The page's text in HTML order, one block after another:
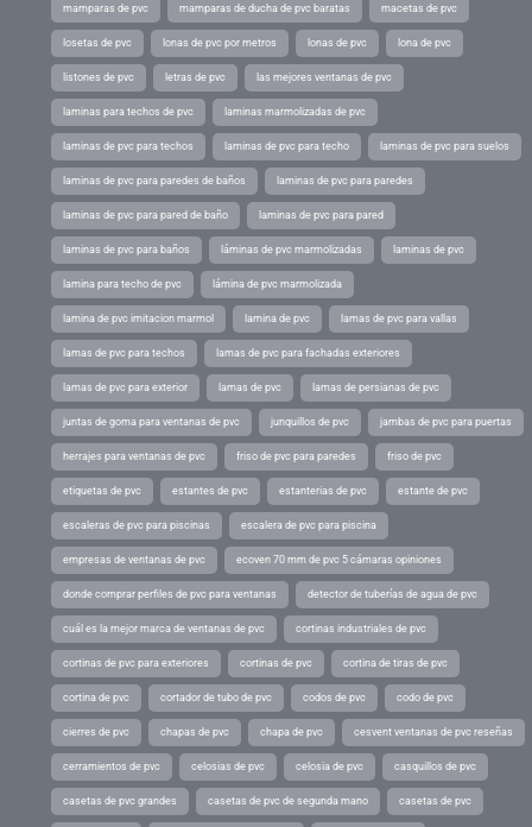
mamparas de pvc mamparas de ducha de pvc baratas macetas de pvc
losetas de pvc lonas de pvc por metros lonas de pvc lona de pvc
listones de pvc letras de pvc las mejores ventanas de pvc
laminas para techos de pvc laminas marmolizadas de pvc
laminas de pvc para techos laminas de pvc para techo laminas de pvc para suelos
laminas de pvc para paredes de baños laminas de pvc para paredes
laminas de pvc para pared de baño laminas de pvc para pared
laminas de pvc para baños láminas de pvc marmolizadas laminas de pvc
lamina para techo de pvc lámina de pvc marmolizada
lamina de pvc imitacion marmol lamina de pvc lamas de pvc para vallas
lamas de pvc para techos lamas de pvc para fachadas exteriores
lamas de pvc para exterior lamas de pvc lamas de persianas de pvc
juntas de goma para ventanas de pvc junquillos de pvc jambas de pvc para puertas
herrajes para ventanas de pvc friso de pvc para paredes friso de pvc
etiquetas de pvc estantes de pvc estanterias de pvc estante de pvc
escaleras de pvc para piscinas escalera de pvc para piscina
empresas de ventanas de pvc ecoven 70 mm de pvc 5 cámaras opiniones
donde comprar perfiles de pvc para ventanas detector de tuberías de agua de pvc
cuál es la mejor marca de ventanas de pvc cortinas industriales de pvc
cortinas de pvc para exteriores cortinas de pvc cortina de tiras de pvc
cortina de pvc cortador de tubo de pvc codos de pvc codo de pvc
cierres de pvc chapas de pvc chapa de pvc cesvent ventanas de pvc reseñas
cerramientos de pvc celosias de pvc celosia de pvc casquillos de pvc
casetas de pvc grandes casetas de pvc de segunda mano casetas de pvc